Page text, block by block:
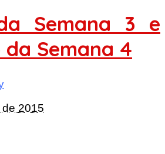
Semana 3 e
Semana 4
2015